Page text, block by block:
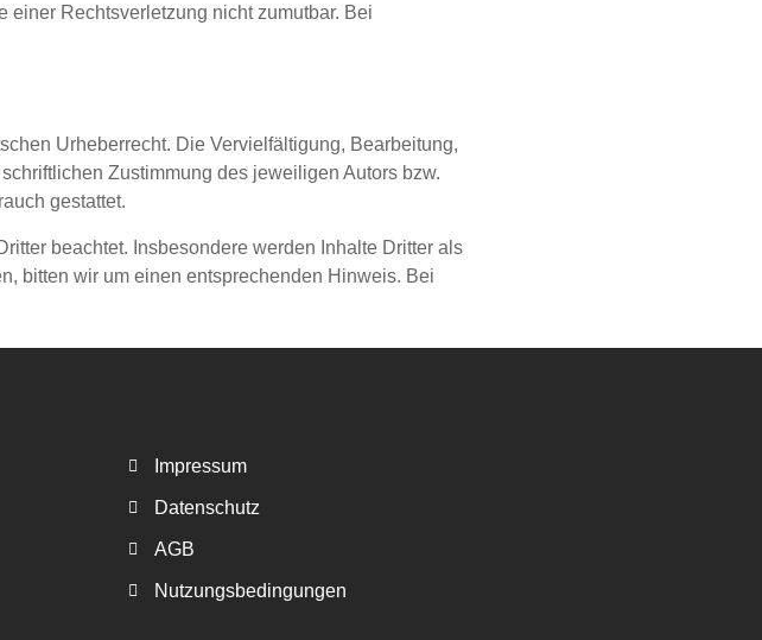
Rechtsverletzung nicht zumutbar. Bei
Urheberrecht. Die Vervielfältigung, Bearbeitung,
Zustimmung des jeweiligen Autors bzw.
gestattet.
beachtet. Insbesondere werden Inhalte Dritter als
bitten wir um einen entsprechenden Hinweis. Bei
Impressum
Datenschutz
AGB
Nutzungsbedingungen